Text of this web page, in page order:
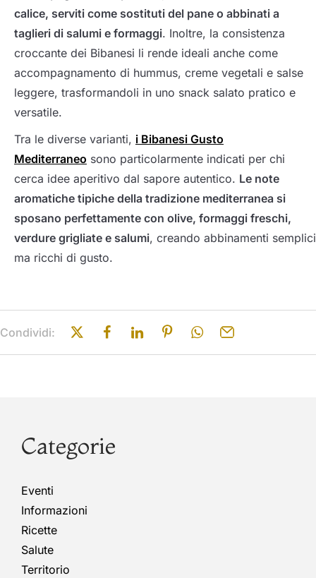
calice, serviti come sostituti del pane o abbinati a
taglieri di salumi e formaggi. Inoltre, la consistenza
croccante dei Bibanesi li rende ideali anche come
accompagnamento di hummus, creme vegetali e salse
leggere, trasformandoli in uno snack salato pratico e
versatile.
Tra le diverse varianti, i Bibanesi Gusto
Mediterraneo sono particolarmente indicati per chi
cerca idee aperitivo dal sapore autentico. Le note
aromatiche tipiche della tradizione mediterranea si
sposano perfettamente con olive, formaggi freschi,
verdure grigliate e salumi, creando abbinamenti semplici
ma ricchi di gusto.
Condividi:
Categorie
Eventi
Informazioni
Ricette
Salute
Territorio